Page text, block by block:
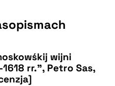
wijni
rr.", Petro Sas,